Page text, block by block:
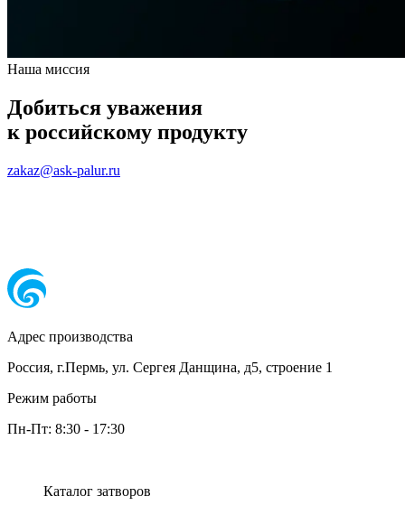
Наша миссия
Добиться уважения
к российскому продукту
zakaz@ask-palur.ru
Адрес производства
Россия, г.Пермь, ул. Сергея Данщина, д5, строение 1
Режим работы
Пн-Пт: 8:30 - 17:30
Каталог затворов